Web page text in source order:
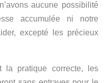
aucune possibilité
accumulée ni notre
excepté les précieux
la pratique correcte, les